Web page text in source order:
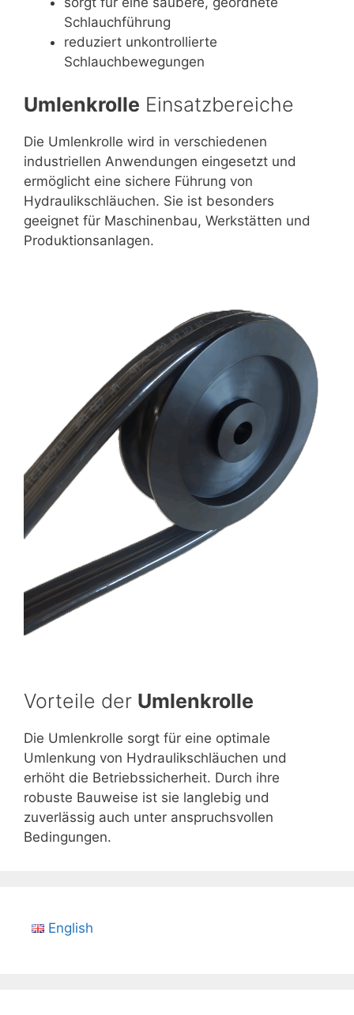
Schlauchführung
reduziert unkontrollierte
Schlauchbewegungen
Umlenkrolle Einsatzbereiche
Die Umlenkrolle wird in verschiedenen
industriellen Anwendungen eingesetzt und
ermöglicht eine sichere Führung von
Hydraulikschläuchen. Sie ist besonders
geeignet für Maschinenbau, Werkstätten und
Produktionsanlagen.
Vorteile der Umlenkrolle
Die Umlenkrolle sorgt für eine optimale
Umlenkung von Hydraulikschläuchen und
erhöht die Betriebssicherheit. Durch ihre
robuste Bauweise ist sie langlebig und
zuverlässig auch unter anspruchsvollen
Bedingungen.
English